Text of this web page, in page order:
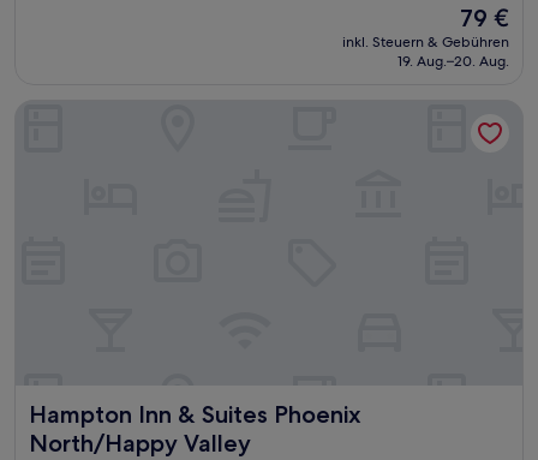
Der
Preis
beträgt
79 €
inkl. Steuern & Gebühren
19. Aug.–20. Aug.
Hampton Inn & Suites Phoenix
North/Happy Valley
Hampton Inn & Suites Phoenix North/Happy Valley
Hampton Inn & Suites Phoenix North/Happy Valley